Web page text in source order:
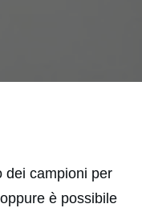
dei campioni per
è possibile